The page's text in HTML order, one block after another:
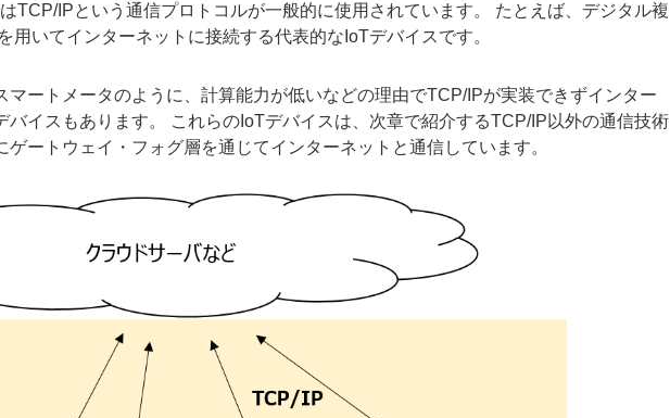
TCP/IPという通信プロトコルが一般的に使用されています。 たとえば、デジタル複
用いてインターネットに接続する代表的なIoTデバイスです。
マートメータのように、計算能力が低いなどの理由でTCP/IPが実装できずインター
バイスもあります。 これらのIoTデバイスは、次章で紹介するTCP/IP以外の通信技術
ゲートウェイ・フォグ層を通じてインターネットと通信しています。